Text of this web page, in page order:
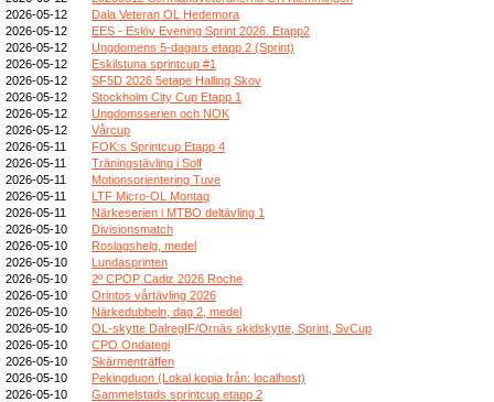
2026-05-12
Dala Veteran OL Hedemora
2026-05-12
EES - Eslöv Evening Sprint 2026. Etapp2
2026-05-12
Ungdomens 5-dagars etapp 2 (Sprint)
2026-05-12
Eskilstuna sprintcup #1
2026-05-12
SF5D 2026 5etape Halling Skov
2026-05-12
Stockholm City Cup Etapp 1
2026-05-12
Ungdomsserien och NOK
2026-05-12
Vårcup
2026-05-11
FOK:s Sprintcup Etapp 4
2026-05-11
Träningstävling i Solf
2026-05-11
Motionsorientering Tuve
2026-05-11
LTF Micro-OL Montag
2026-05-11
Närkeserien i MTBO deltävling 1
2026-05-10
Divisionsmatch
2026-05-10
Roslagshelg, medel
2026-05-10
Lundasprinten
2026-05-10
2º CPOP Cadiz 2026 Roche
2026-05-10
Orintos vårtävling 2026
2026-05-10
Närkedubbeln, dag 2, medel
2026-05-10
OL-skytte DalregIF/Ornäs skidskytte, Sprint, SvCup
2026-05-10
CPO Ondategi
2026-05-10
Skärmenträffen
2026-05-10
Pekingduon (Lokal kopia från: localhost)
2026-05-10
Gammelstads sprintcup etapp 2